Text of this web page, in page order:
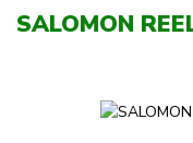
SALOMON